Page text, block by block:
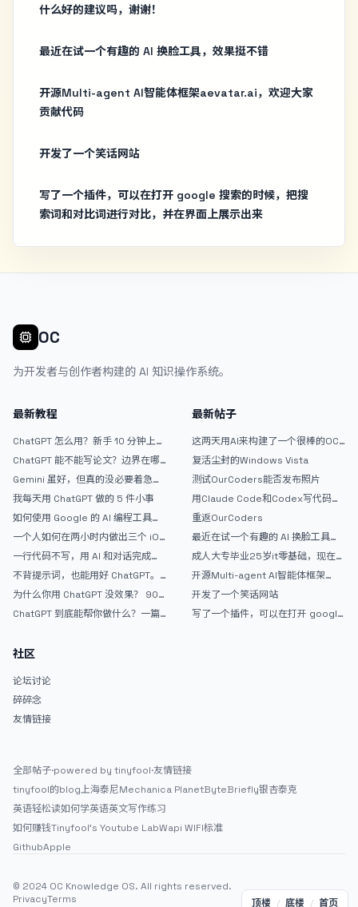
什么好的建议吗，谢谢！
最近在试一个有趣的 AI 换脸工具，效果挺不错
开源Multi-agent AI智能体框架aevatar.ai，欢迎大家
贡献代码
开发了一个笑话网站
写了一个插件，可以在打开 google 搜索的时候，把搜
索词和对比词进行对比，并在界面上展示出来
顶楼 / 底楼 / 首页
OC
为开发者与创作者构建的 AI 知识操作系统。
最新教程
ChatGPT 怎么用？新手 10 分钟上手
ChatGPT 能不能写论文？边界在哪
Gemini 虽好，但真的没必要着急放
弃 ChatGPT
我每天用 ChatGPT 做的 5 件小事
如何使用 Google 的 AI 编程工具
AntiGravity：独立开发者的新时代
武器
一个人如何在两小时内做出三个 iOS
APP？｜AntiGravity + Gemini 3 实
战完整记录
一行代码不写，用 AI 和对话完成一
个完整网站：《图书天堂》实战记录
不背提示词，也能用好 ChatGPT。
一个万能提问模板
为什么你用 ChatGPT 没效果？ 90%
的人第一步就问错了
ChatGPT 到底能帮你做什么？一篇
最新帖子
这两天用AI来构建了一个很棒的OC
论坛精华区
复活尘封的Windows Vista
测试OurCoders能否发布照片
用Claude Code和Codex写代码真
的爽，但是App怎么挣钱还是很难啊
重返OurCoders
最近在试一个有趣的 AI 换脸工具，
效果挺不错
成人大专毕业25岁it零基础，现在想
考软件设计师，有什么好的建议吗，
谢谢！
开源Multi-agent AI智能体框架
aevatar.ai，欢迎大家贡献代码
开发了一个笑话网站
写了一个插件，可以在打开 google
社区
论坛讨论
碎碎念
友情链接
全部帖子·powered by tinyfool·友情链接
tinyfool的blog上海泰尼Mechanica PlanetByteBriefly银杏泰克
英语轻松读如何学英语英文写作练习
如何赚钱Tinyfool's Youtube LabWapi WIFI标准
GithubApple
© 2024 OC Knowledge OS. All rights reserved.
PrivacyTerms